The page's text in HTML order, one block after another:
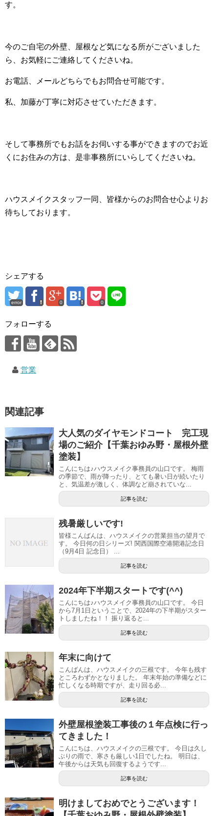
す。
今のご自宅の外壁、屋根など気になる所がございました
ら、お気軽にご連絡してくださいね。
お電話、メールどちらでもお問合せ可能です。
私、加藤が丁寧に対応させていただきます。
そして事務所でもお話をお伺いする事ができますのでお近
くにお住みの方は、是非事務所にいらしてくださいね。
ハウスメイクスタッフ一同、皆様からのお問合せ心よりお
待ちしております。
シェアする
error 0 0
フォローする
営業
関連記事
大人気のダイヤモンドコート 完工現
場のご紹介【千葉おゆみ野・屋根外壁
塗装】
こんにちは♪ハウスメイク事務員の山口です。 梅雨
の季節で、雨が降ったり、とても暑い日が続いたり
と、気温差が激しく、体調など崩されていな...
記事を読む
残暑厳しいです!
皆様こんばんは、ハウスメイクの営業担当の望月で
す。 今日何の日シリーズ! 関西国際空港開港記念日
（9月4日 記念日） ...
記事を読む
2024年下半期スタートです(^^)
こんにちは♪ハウスメイク事務員の山口です。 今日
から7月1日ということで、2024年の下半期がスター
トしましたね！！ 振り返ると...
記事を読む
年末に向けて
こんばんは、ハウスメイクの三根です。 今年も残す
ところわずかとなりました。 年末年始の準備などに
忙しくなる時期ですが、走り回る必...
記事を読む
外壁屋根塗装工事後の１年点検に行っ
てきました！
こんにちは、ハウスメイクの三根です。 今日は久し
ぶりの雨で、寒さも厳しい1日でしたね。 明日は、
午後からは天気も回復するようです...
記事を読む
明けましておめでとうございます！